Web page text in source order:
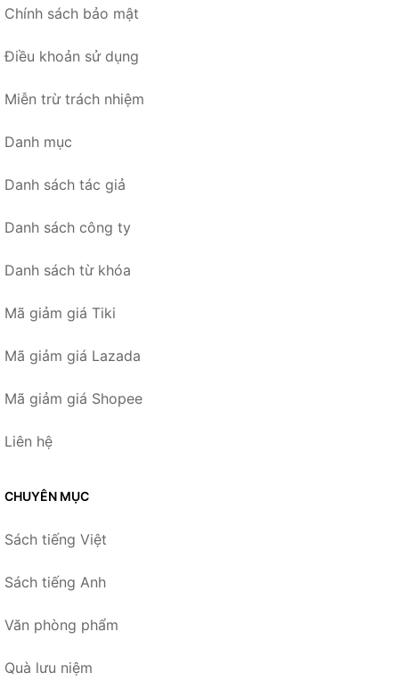
Chính sách bảo mật
Điều khoản sử dụng
Miễn trừ trách nhiệm
Danh mục
Danh sách tác giả
Danh sách công ty
Danh sách từ khóa
Mã giảm giá Tiki
Mã giảm giá Lazada
Mã giảm giá Shopee
Liên hệ
CHUYÊN MỤC
Sách tiếng Việt
Sách tiếng Anh
Văn phòng phẩm
Quà lưu niệm